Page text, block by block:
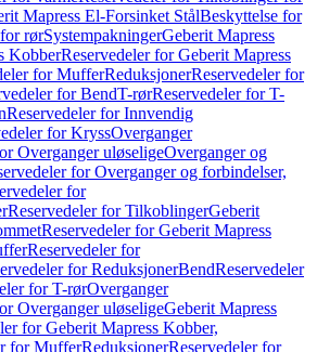
Mapress El-Forsinket StålBeskyttelse for
rørSystempakningerGeberit Mapress
KobberReservedeler for Geberit Mapress
for MufferReduksjonerReservedeler for
for BendT-rørReservedeler for T-
Reservedeler for Innvendig
for KryssOverganger
Overganger uløseligeOverganger og
for Overganger og forbindelser,
for
Reservedeler for TilkoblingerGeberit
Reservedeler for Geberit Mapress
Reservedeler for
for ReduksjonerBendReservedeler
for T-rørOverganger
Overganger uløseligeGeberit Mapress
for Geberit Mapress Kobber,
for MufferReduksjonerReservedeler for